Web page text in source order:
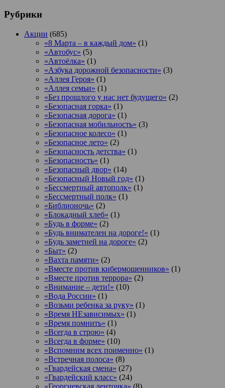
Рубрики
Акции (685)
«8 Марта – в каждый дом» (1)
«Автобус» (5)
«Автоёлка» (1)
«Азбука дорожной безопасности» (3)
«Аллея Героя» (1)
«Аллея семьи» (1)
«Без прошлого у нас нет будущего» (2)
«Безопасная горка» (1)
«Безопасная дорога» (1)
«Безопасная мобильность» (3)
«Безопасное колесо» (1)
«Безопасное лето» (2)
«Безопасность детства» (1)
«Безопасность» (1)
«Безопасный двор» (14)
«Безопасный Новый год» (1)
«Бессмертный автополк» (1)
«Бессмертный полк» (1)
«Библионочь» (2)
«Блокадный хлеб» (1)
«Будь в форме» (2)
«Будь внимателен на дороге!» (1)
«Будь заметней на дороге» (2)
«Быт» (2)
«Вахта памяти» (2)
«Вместе против кибермошенников» (1)
«Вместе против террора» (2)
«Внимание – дети!» (10)
«Вода России» (1)
«Возьми ребенка за руку» (1)
«Время НЕзависимых» (1)
«Время помнить» (1)
«Всегда в строю» (4)
«Всегда в форме» (10)
«Вспомним всех поименно» (1)
«Встречная полоса» (8)
«Гвардейская смена» (27)
«Гвардейский класс» (24)